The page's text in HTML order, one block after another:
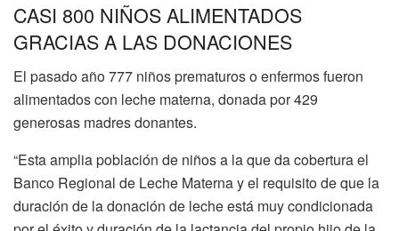
CASI 800 NIÑOS ALIMENTADOS
GRACIAS A LAS DONACIONES
El pasado año 777 niños prematuros o enfermos fueron
alimentados con leche materna, donada por 429
generosas madres donantes.
“Esta amplia población de niños a la que da cobertura el
Banco Regional de Leche Materna y el requisito de que la
duración de la donación de leche está muy condicionada